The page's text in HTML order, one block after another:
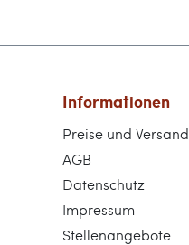
Informationen
Preise und Versand
AGB
Datenschutz
Impressum
Stellenangebote